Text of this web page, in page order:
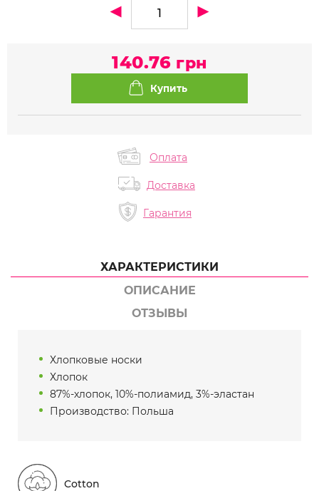
140.76 грн
Оплата
Доставка
Гарантия
ХАРАКТЕРИСТИКИ
ОПИСАНИЕ
ОТЗЫВЫ
Хлопковые носки
Хлопок
87%-хлопок, 10%-полиамид, 3%-эластан
Производство: Польша
Cotton